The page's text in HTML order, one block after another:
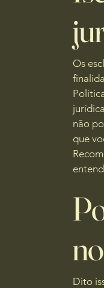
Os
não
que
Dito